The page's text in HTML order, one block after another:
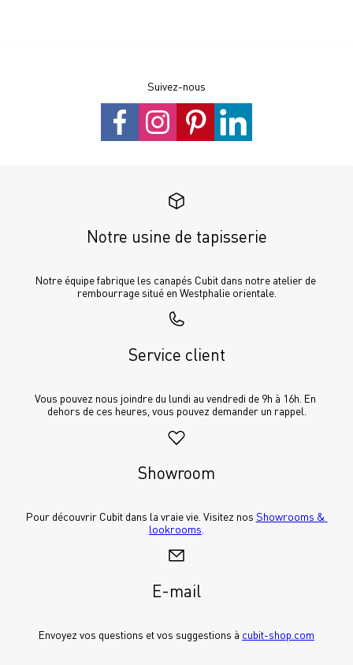
Suivez-nous
Notre usine de tapisserie
Notre équipe fabrique les canapés Cubit dans notre atelier de
rembourrage situé en Westphalie orientale.
Service client
Vous pouvez nous joindre du lundi au vendredi de 9h à 16h. En
dehors de ces heures, vous pouvez demander un rappel.
Showroom
Pour découvrir Cubit dans la vraie vie. Visitez nos Showrooms &
lookrooms
E-mail
Envoyez vos questions et vos suggestions à cubit-shop.com